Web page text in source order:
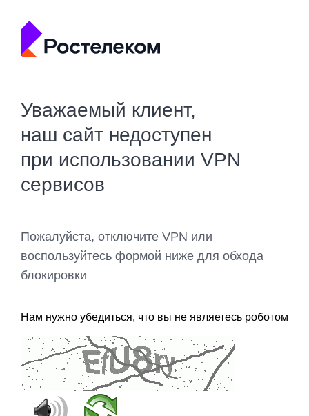
Уважаемый клиент,
наш сайт недоступен
при использовании VPN
сервисов
Пожалуйста, отключите VPN или
воспользуйтесь формой ниже для обхода
блокировки
Нам нужно убедиться, что вы не являетесь роботом